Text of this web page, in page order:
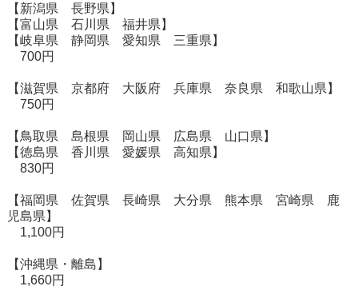
【新潟県 長野県】
【富山県 石川県 福井県】
【岐阜県 静岡県 愛知県 三重県】
700円
【滋賀県 京都府 大阪府 兵庫県 奈良県 和歌山県】
750円
【鳥取県 島根県 岡山県 広島県 山口県】
【徳島県 香川県 愛媛県 高知県】
830円
【福岡県 佐賀県 長崎県 大分県 熊本県 宮崎県 鹿
児島県】
1,100円
【沖縄県・離島】
1,660円